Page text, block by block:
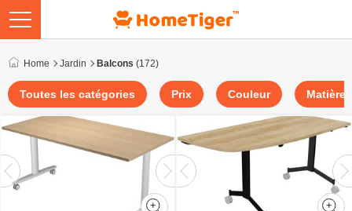
Home Jardin Balcons (172)
Toutes les catégories Prix Couleur Matière